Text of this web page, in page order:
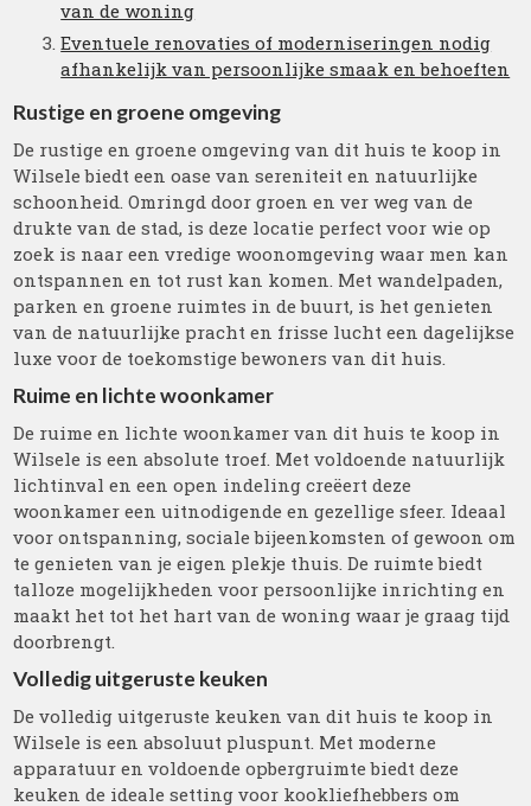
van de woning
Eventuele renovaties of moderniseringen nodig
afhankelijk van persoonlijke smaak en behoeften
Rustige en groene omgeving
De rustige en groene omgeving van dit huis te koop in
Wilsele biedt een oase van sereniteit en natuurlijke
schoonheid. Omringd door groen en ver weg van de
drukte van de stad, is deze locatie perfect voor wie op
zoek is naar een vredige woonomgeving waar men kan
ontspannen en tot rust kan komen. Met wandelpaden,
parken en groene ruimtes in de buurt, is het genieten
van de natuurlijke pracht en frisse lucht een dagelijkse
luxe voor de toekomstige bewoners van dit huis.
Ruime en lichte woonkamer
De ruime en lichte woonkamer van dit huis te koop in
Wilsele is een absolute troef. Met voldoende natuurlijk
lichtinval en een open indeling creëert deze
woonkamer een uitnodigende en gezellige sfeer. Ideaal
voor ontspanning, sociale bijeenkomsten of gewoon om
te genieten van je eigen plekje thuis. De ruimte biedt
talloze mogelijkheden voor persoonlijke inrichting en
maakt het tot het hart van de woning waar je graag tijd
doorbrengt.
Volledig uitgeruste keuken
De volledig uitgeruste keuken van dit huis te koop in
Wilsele is een absoluut pluspunt. Met moderne
apparatuur en voldoende opbergruimte biedt deze
keuken de ideale setting voor kookliefhebbers om